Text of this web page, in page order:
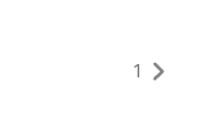
1